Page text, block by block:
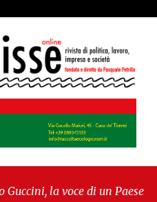
la voce di un Paese